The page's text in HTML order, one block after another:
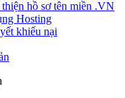
hồ sơ tên miền .VN
Hosting
khiếu nại